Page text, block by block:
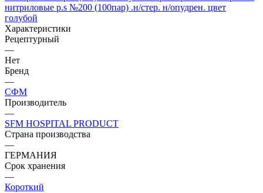
нитриловые р.s №200 (100пар) .н/стер. н/опудрен. цвет
голубой
Характеристики
Рецептурный
—
Нет
Бренд
—
СФМ
Производитель
—
SFM HOSPITAL PRODUCT
Страна производства
—
ГЕРМАНИЯ
Срок хранения
—
Короткий